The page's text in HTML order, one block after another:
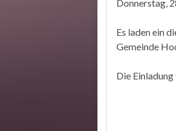
Donnerstag,
Es laden ein
Gemeinde
Die